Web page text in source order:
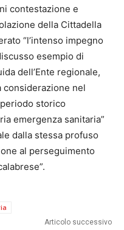
contestazione e
della Cittadella
“l’intenso impegno
esempio di
dell’Ente regionale,
considerazione nel
storico
emergenza sanitaria”
dalla stessa profuso
al perseguimento
Articolo successivo